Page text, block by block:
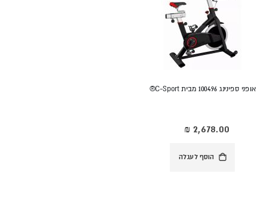
אופני ספינינג 100496 מבית C-Sport®
הוסף לעגלה